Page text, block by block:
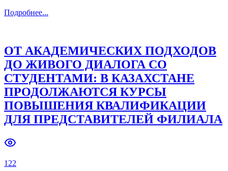
Подробнее...
ОТ АКАДЕМИЧЕСКИХ ПОДХОДОВ
ДО ЖИВОГО ДИАЛОГА СО
СТУДЕНТАМИ: В КАЗАХСТАНЕ
ПРОДОЛЖАЮТСЯ КУРСЫ
ПОВЫШЕНИЯ КВАЛИФИКАЦИИ
ДЛЯ ПРЕДСТАВИТЕЛЕЙ ФИЛИАЛА
122